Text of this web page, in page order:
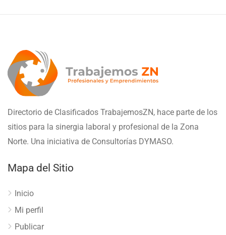
Directorio de Clasificados TrabajemosZN, hace parte de los
sitios para la sinergia laboral y profesional de la Zona
Norte. Una iniciativa de Consultorías DYMASO.
Mapa del Sitio
Inicio
Mi perfil
Publicar